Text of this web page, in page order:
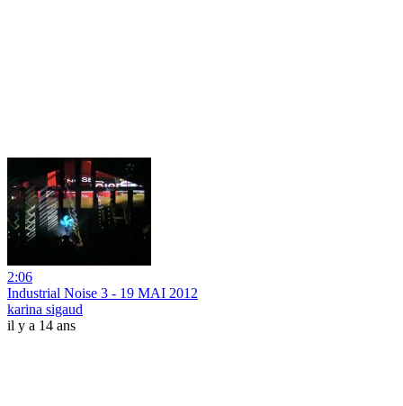
2:06
Industrial Noise 3 - 19 MAI 2012
karina sigaud
il y a 14 ans